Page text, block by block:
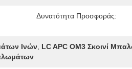
Δυνατότητα Προσφοράς:
Ινών LC APC OM3 Σκοινί